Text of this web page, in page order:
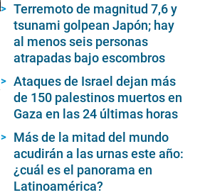
Terremoto de magnitud 7,6 y
tsunami golpean Japón; hay
al menos seis personas
atrapadas bajo escombros
Ataques de Israel dejan más
de 150 palestinos muertos en
Gaza en las 24 últimas horas
Más de la mitad del mundo
acudirán a las urnas este año:
¿cuál es el panorama en
Latinoamérica?